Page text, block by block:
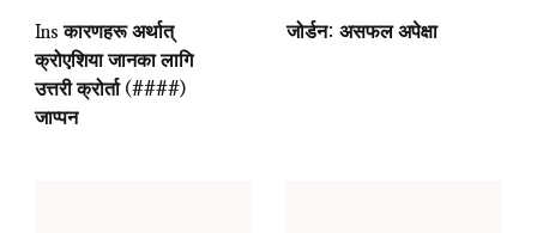
Ins कारणहरू अर्थात्
क्रोएशिया जानका लागि
उत्तरी क्रोर्ता (####)
जाप्पन
जोर्डन: असफल अपेक्षा